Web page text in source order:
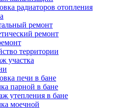
радиаторов отопления
ремонт
ремонт
территории
участка
печи в бане
парной в бане
утепления в бане
моечной